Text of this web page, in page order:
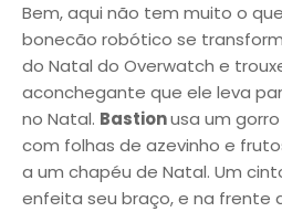
Bem, aqui não tem muito o
bonecão robótico se
do Natal do Overwatch e
aconchegante que ele leva
no Natal. Bastionusa um
com folhas de azevinho e
a um chapéu de Natal. Um
enfeita seu braço, e na frente